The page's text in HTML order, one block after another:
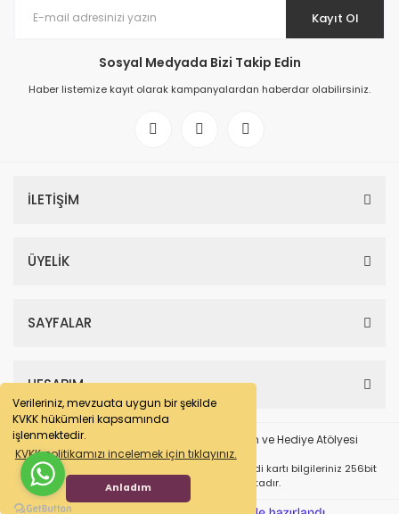
Verileriniz, mevzuata uygun bir şekilde
KVKK hükümleri kapsamında
işlenmektedir.
KVKK politikamızı incelemek için tıklayınız.
Anladım
Kayıt Ol
Sosyal Medyada Bizi Takip Edin
Haber listemize kayıt olarak kampanyalardan haberdar olabilirsiniz.
İLETİŞİM
ÜYELİK
SAYFALAR
HESABIM
DeBu Tasarım 2024 © Tüm Hakları Saklıdır. Kredi kartı bilgileriniz 256bit
SSL sertifikası ile korunmaktadır.